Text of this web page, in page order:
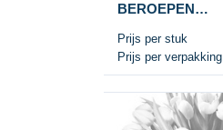
BEROEPEN
DISPLAY (12st.)
Prijs per stuk
Prijs per verpakking